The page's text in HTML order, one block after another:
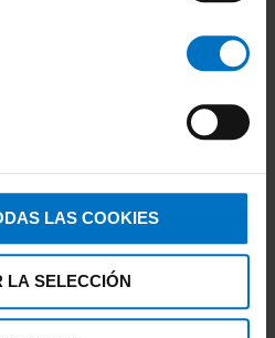
LAS COOKIES
LA SELECCIÓN
PUEDE